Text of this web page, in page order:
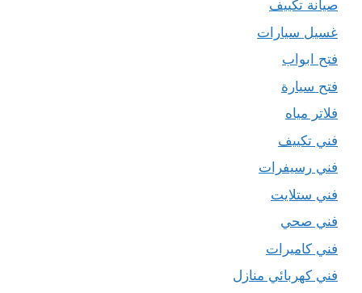
صيانة تكييف
غسيل سيارات
فتح ابواب
فتح سيارة
فلاتر مياه
فني تكييف
فني رسيفرات
فني ستلايت
فني صحي
فني كاميرات
فني كهربائي منازل